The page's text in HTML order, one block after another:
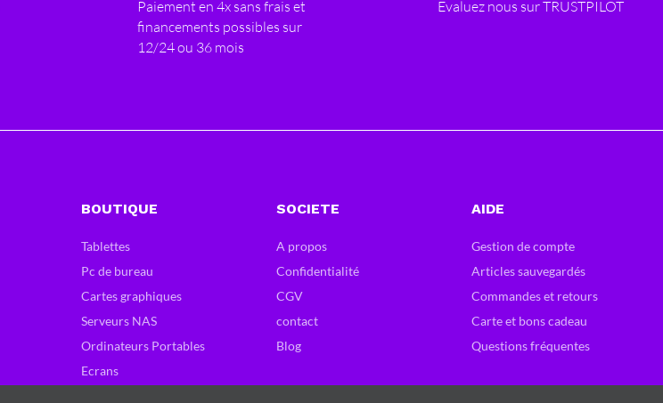
Paiement en 4x sans frais et
financements possibles sur
12/24 ou 36 mois
Evaluez nous sur TRUSTPILOT
BOUTIQUE
Tablettes
Pc de bureau
Cartes graphiques
Serveurs NAS
Ordinateurs Portables
Ecrans
SOCIETE
A propos
Confidentialité
CGV
contact
Blog
AIDE
Gestion de compte
Articles sauvegardés
Commandes et retours
Carte et bons cadeau
Questions fréquentes